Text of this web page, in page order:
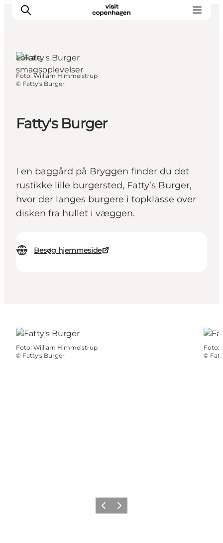
This is Copenhagen
Områder
Copenhagen Card
Fatty's Burger
I en baggård på Bryggen finder du det
rustikke lille burgersted, Fatty’s Burger,
hvor der langes burgere i topklasse over
disken fra hullet i væggen.
Besøg hjemmeside
Lokale
smagsoplevelser
Foto: William Himmelstrup
© Fatty's Burger
Foto: William Himmelstrup
© Fatty's Burger
Foto:
©
ForrigeNæste